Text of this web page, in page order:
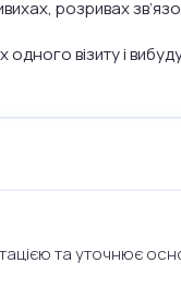
розривах зв’язок
візиту і
та уточнює